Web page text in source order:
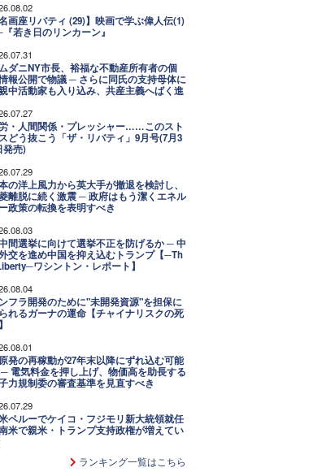
名画座リバティ (29)】映画で学ぶ偉人伝(1)
若き日のリンカーン』
ダニNY市長、裕福な不動産所有者の個
報公開で物議 ─ さらに同氏の支持母体に
中活動家も入り込み、共産主義へばく進
・人間関係・プレッシャー……このスト
どう抜こう「ザ・リバティ」9月号(7月3
発売)
の洋上風力から英大手が撤退を検討し、
離脱に続く激震 ─ 政府はもう潔くエネル
政策の転換を表明すべき
間選挙に向けて選挙不正を防げるか ─ 中
交を進め中国を抑え込むトランプ【─Th
ワシントン・レポート】
フラ開発のために"未開発資源"を担保に
れるガーナの運命【チャイナリスクの死
発の再稼動が27年末以降にずれ込む可能
電気料金を押し上げ、物価高を助長する
力規制委の審査基準を見直すべき
ペルーでケイコ・フジモリ新大統領就任
米で親米・トランプ支持政権が増えてい
ランキング一覧はこちら